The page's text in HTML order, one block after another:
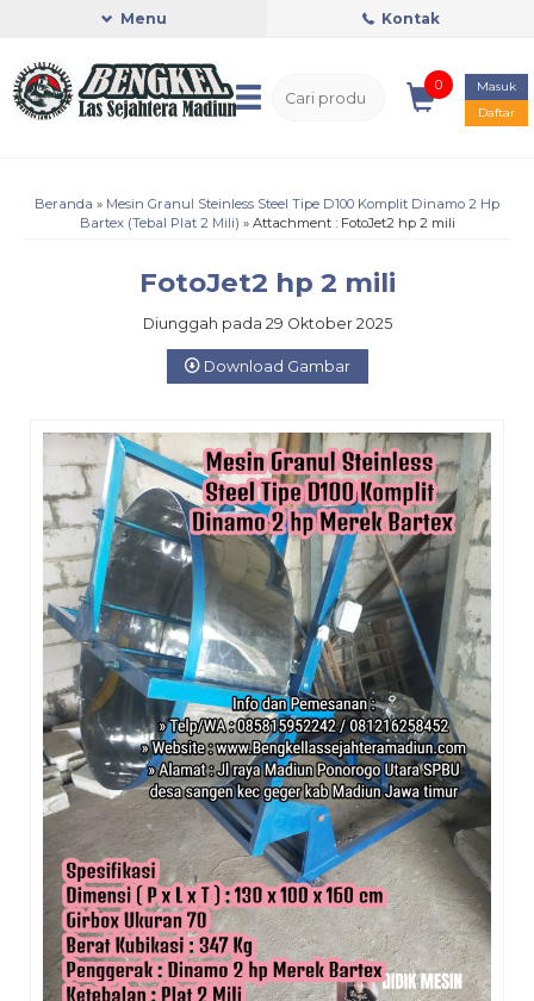
Menu Kontak
0
Masuk
Daftar
Beranda » Mesin Granul Steinless Steel Tipe D100 Komplit Dinamo 2 Hp
Bartex (Tebal Plat 2 Mili) » Attachment : FotoJet2 hp 2 mili
FotoJet2 hp 2 mili
Diunggah pada 29 Oktober 2025
Download Gambar